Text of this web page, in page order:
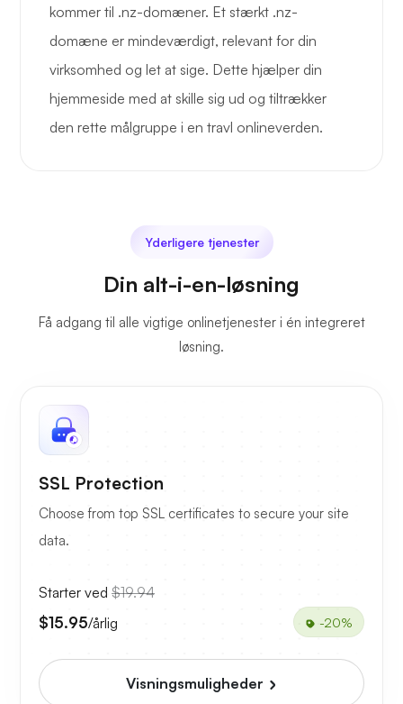
kommer til .nz-domæner. Et stærkt .nz-
domæne er mindeværdigt, relevant for din
virksomhed og let at sige. Dette hjælper din
hjemmeside med at skille sig ud og tiltrækker
den rette målgruppe i en travl onlineverden.
Yderligere tjenester
Din alt-i-en-løsning
Få adgang til alle vigtige onlinetjenester i én integreret
løsning.
SSL Protection
Choose from top SSL certificates to secure your site
data.
Starter ved $19.94
$15.95/årlig -20%
Visningsmuligheder